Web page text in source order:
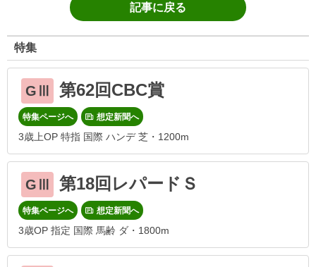
記事に戻る
特集
GⅢ 第62回CBC賞
特集ページへ 想定新聞へ
3歳上OP 特指 国際 ハンデ 芝・1200m
GⅢ 第18回レパードＳ
特集ページへ 想定新聞へ
3歳OP 指定 国際 馬齢 ダ・1800m